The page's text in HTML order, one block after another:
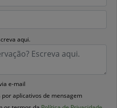
aqui.
e-mail
aplicativos de mensagem